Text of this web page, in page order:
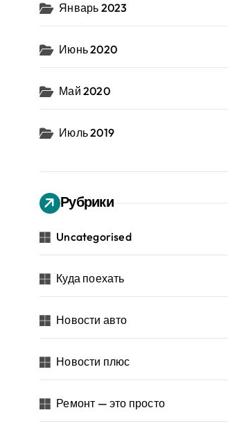
Январь 2023
Июнь 2020
Май 2020
Июль 2019
Рубрики
Uncategorised
Куда поехать
Новости авто
Новости плюс
Ремонт — это просто